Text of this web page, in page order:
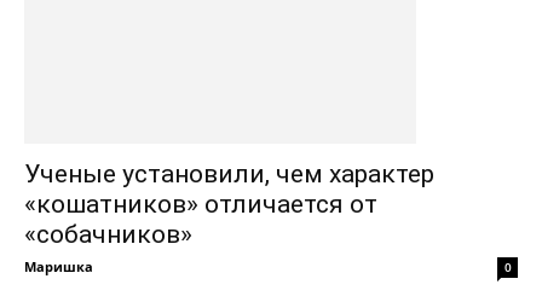
Ученые установили, чем характер
«кошатников» отличается от
«собачников»
Маришка 0